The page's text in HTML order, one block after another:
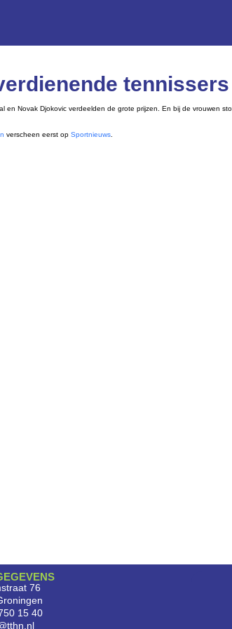
en Novak Djokovic verdeelden de grote prijzen. En bij de vrouwen
verscheen eerst opSportnieuws.
76
15 40